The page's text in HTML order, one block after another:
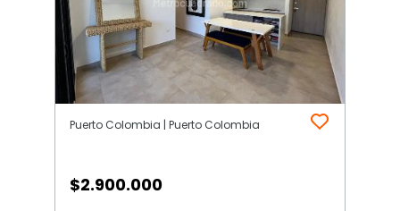
Puerto Colombia | Puerto Colombia
$2.900.000